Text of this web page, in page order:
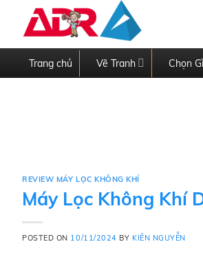
Trang chủ Vẽ Tranh Chọn
REVIEW MÁY LỌC KHÔNG KHÍ
Máy Lọc Không Khí
POSTED ON 10/11/2024 BY KIÊN NGUYỄN